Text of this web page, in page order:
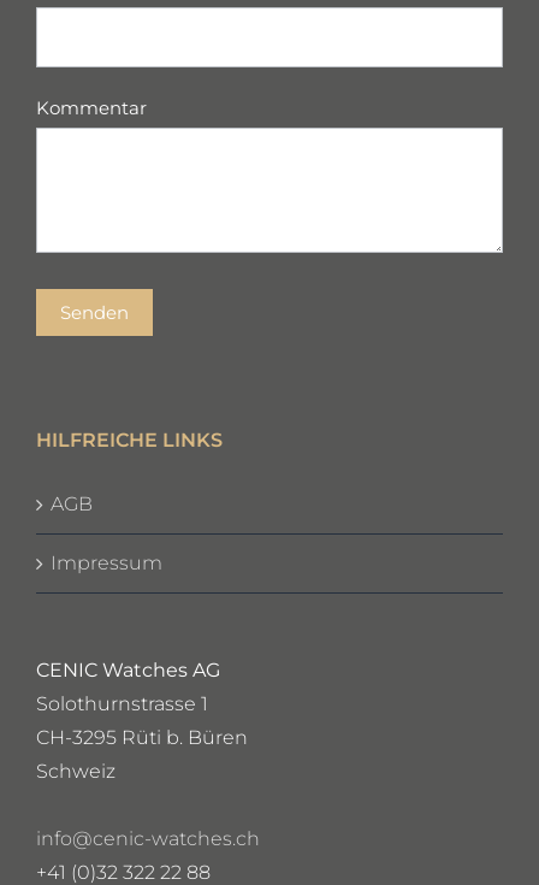
Kommentar
Senden
HILFREICHE LINKS
AGB
Impressum
CENIC Watches AG
Solothurnstrasse 1
CH-3295 Rüti b. Büren
Schweiz
info@cenic-watches.ch
+41 (0)32 322 22 88